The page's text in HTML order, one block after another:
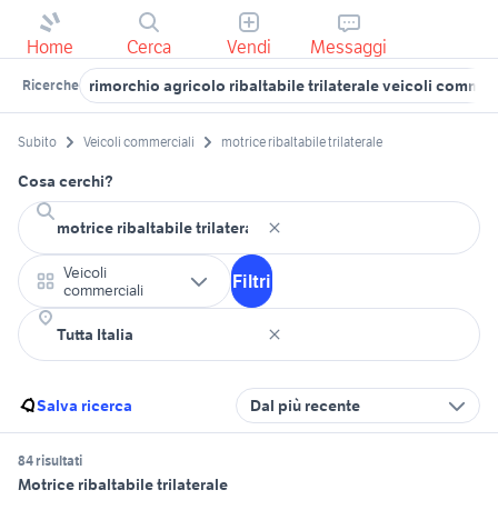
Home Cerca Vendi Messaggi
Ricerche rimorchio agricolo ribaltabile trilaterale veicoli
Subito Veicoli commerciali motrice ribaltabile trilaterale
Cosa cerchi?
Veicoli
commerciali
Filtri
Salva ricerca Dal più recente
84 risultati
Motrice ribaltabile trilaterale